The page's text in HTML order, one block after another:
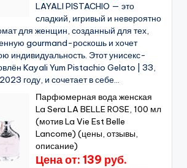
LAYALI PISTACHIO — это
сладкий, игривый и невероятно
для женщин, созданный для тех,
gourmand-роскошь и хочет
индивидуальность. Этот унисекс-
Kayali Yum Pistachio Gelato | 33,
году, и сочетает в себе...
Парфюмерная вода женская
La Sera LA BELLE ROSE, 100 мл
(мотив La Vie Est Belle
Lancome) (цены, отзывы,
описание)
Цена от: 139 руб.